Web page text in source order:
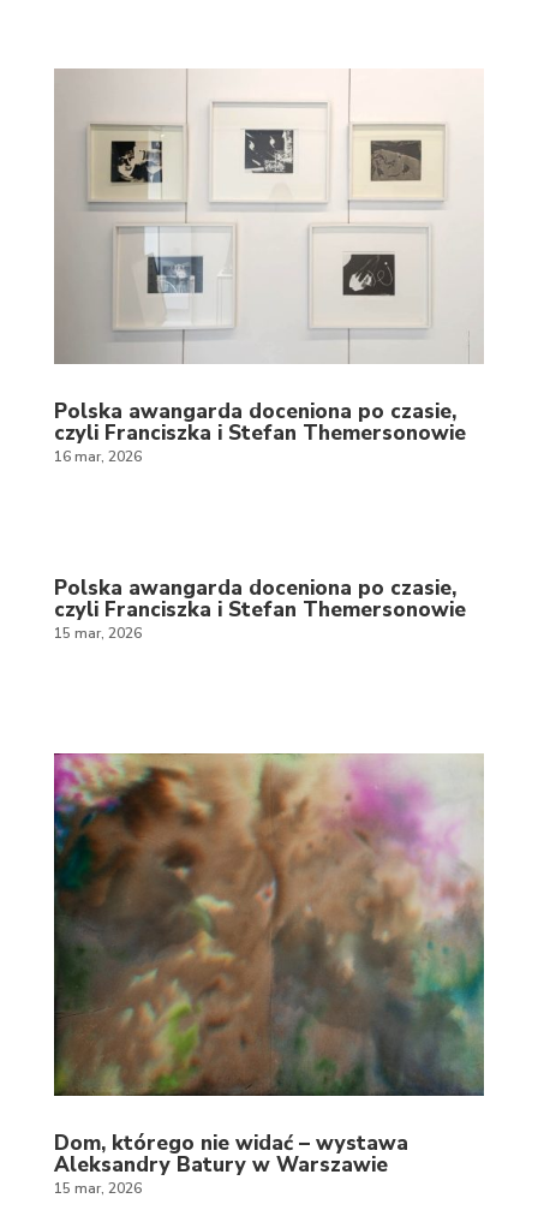
Polska awangarda doceniona po czasie,
czyli Franciszka i Stefan Themersonowie
16 mar, 2026
Polska awangarda doceniona po czasie,
czyli Franciszka i Stefan Themersonowie
15 mar, 2026
Dom, którego nie widać – wystawa
Aleksandry Batury w Warszawie
15 mar, 2026